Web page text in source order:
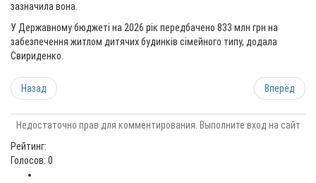
зазначила вона.
У Державному бюджеті на 2026 рік передбачено 833 млн грн на
забезпечення житлом дитячих будинків сімейного типу, додала
Свириденко.
Назад Вперёд
Недостаточно прав для комментирования. Выполните вход на сайт
Рейтинг:
Голосов: 0